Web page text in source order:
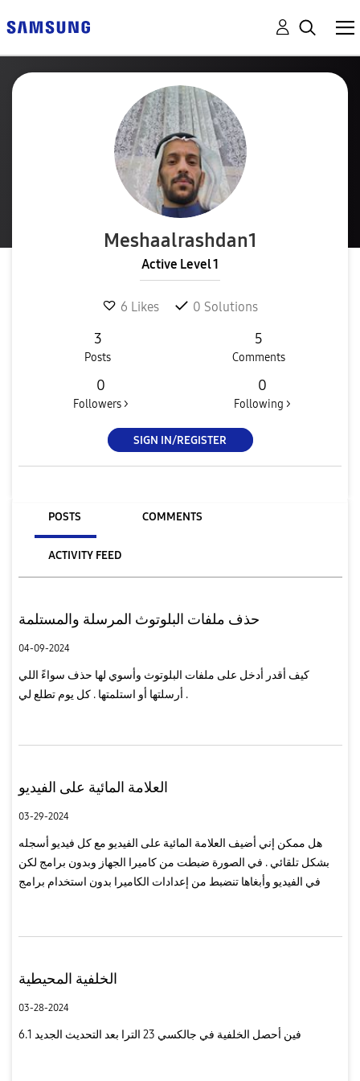
Meshaalrashdan1
Active Level 1
6 Likes 0 Solutions
3
Posts
5
Comments
0
Followers >
0
Following >
SIGN IN/REGISTER
POSTS COMMENTS
ACTIVITY FEED
حذف ملفات البلوتوث المرسلة والمستلمة
04-09-2024
كيف أقدر أدخل على ملفات البلوتوث وأسوي لها حذف سواءً اللي
أرسلتها أو استلمتها . كل يوم تطلع لي .
العلامة المائية على الفيديو
03-29-2024
هل ممكن إني أضيف العلامة المائية على الفيديو مع كل فيديو أسجله
بشكل تلقائي . في الصورة ضبطت من كاميرا الجهاز وبدون برامج لكن
في الفيديو وأبغاها تنضبط من إعدادات الكاميرا بدون استخدام برامج
الخلفية المحيطية
03-28-2024
فين أحصل الخلفية في جالكسي 23 الترا بعد التحديث الجديد 6.1